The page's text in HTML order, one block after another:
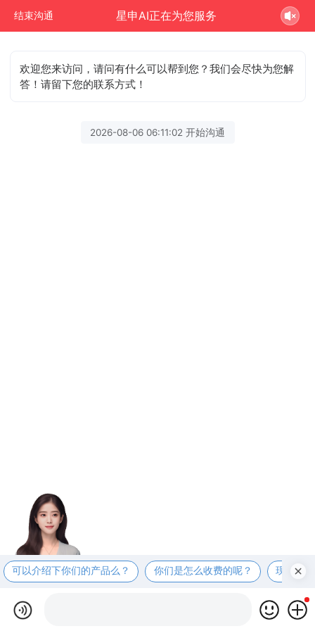
结束沟通 星申AI正在为您服务
欢迎您来访问，请问有什么可以帮到您？我们会尽快为您解
答！请留下您的联系方式！
2026-08-06 06:11:02 开始沟通
可以介绍下你们的产品么？ 你们是怎么收费的呢？ 现在有